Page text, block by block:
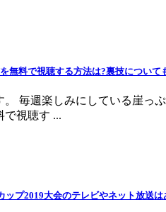
無料で視聴する方法は?裏技について
。 毎週楽しみにしている崖っ
で視聴す ...
ップ2019大会のテレビやネット放送